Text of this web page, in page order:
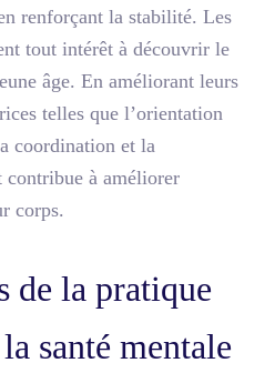
renforçant la stabilité. Les
tout intérêt à découvrir le
âge. En améliorant leurs
telles que l’orientation
coordination et la
contribue à améliorer
corps.
de la pratique
santé mentale